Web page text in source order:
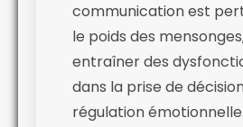
communication est
le poids des
entraîner des
dans la prise de
régulation émotionnelle.